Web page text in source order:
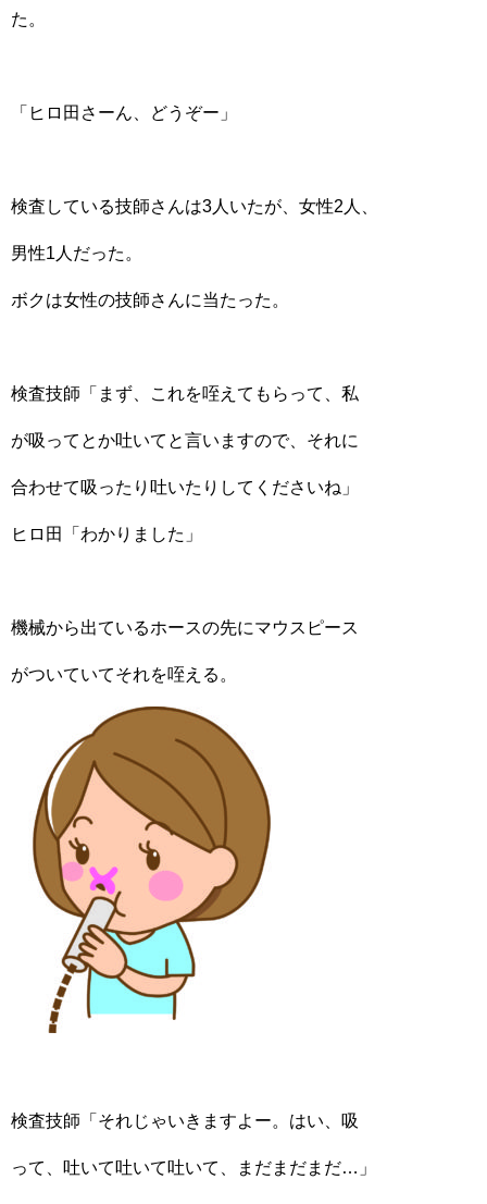
た。
「ヒロ田さーん、どうぞー」
検査している技師さんは3人いたが、女性2人、
男性1人だった。
ボクは女性の技師さんに当たった。
検査技師「まず、これを咥えてもらって、私
が吸ってとか吐いてと言いますので、それに
合わせて吸ったり吐いたりしてくださいね」
ヒロ田「わかりました」
機械から出ているホースの先にマウスピース
がついていてそれを咥える。
検査技師「それじゃいきますよー。はい、吸
って、吐いて吐いて吐いて、まだまだまだ…」